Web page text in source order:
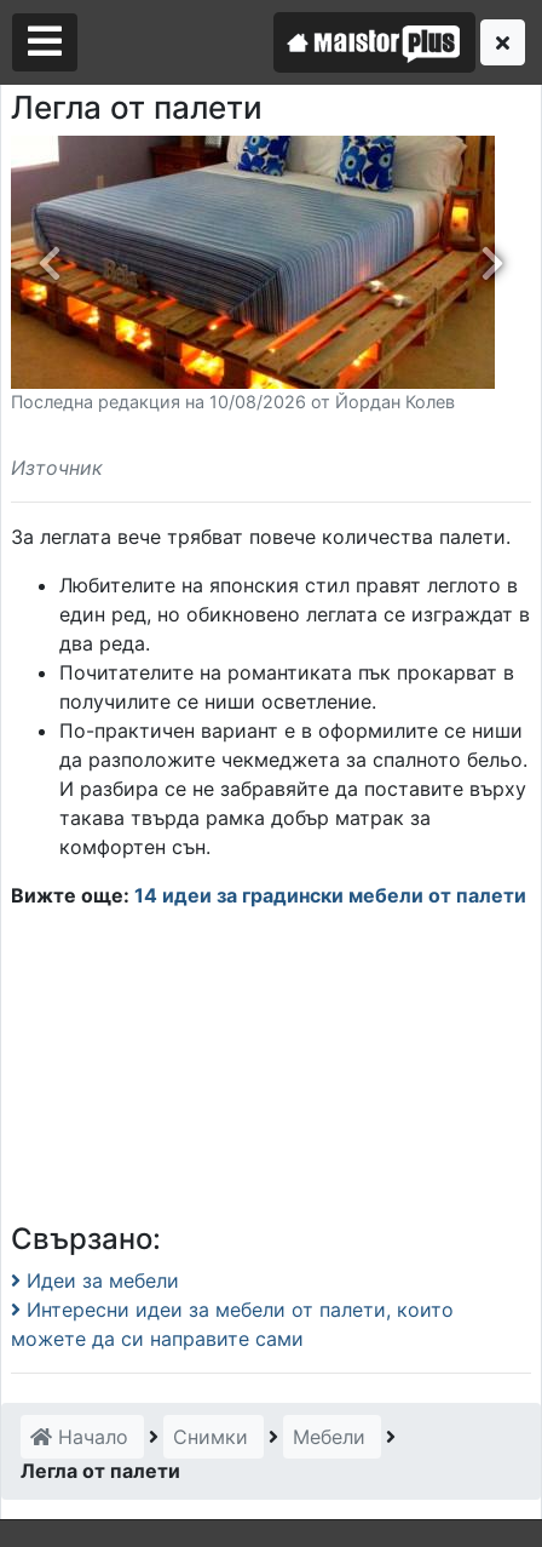
Легла от палети
Последна редакция на 10/08/2026 от Йордан Колев
Източник
За леглата вече трябват повече количества палети.
Любителите на японския стил правят леглото в
един ред, но обикновено леглата се изграждат в
два реда.
Почитателите на романтиката пък прокарват в
получилите се ниши осветление.
По-практичен вариант е в оформилите се ниши
да разположите чекмеджета за спалното бельо.
И разбира се не забравяйте да поставите върху
такава твърда рамка добър матрак за
комфортен сън.
Вижте още: 14 идеи за градински мебели от палети
Свързано:
Идеи за мебели
Интересни идеи за мебели от палети, които
можете да си направите сами
Начало Снимки
Мебели
Легла от палети
Аз съм майстор
Търся майстор